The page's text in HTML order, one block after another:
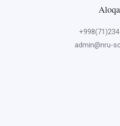
Aloqa
admin@nru-